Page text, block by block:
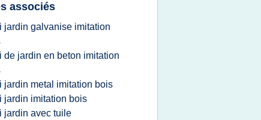
associés
jardin galvanise imitation
de jardin en beton imitation
jardin metal imitation bois
jardin imitation bois
jardin avec tuile